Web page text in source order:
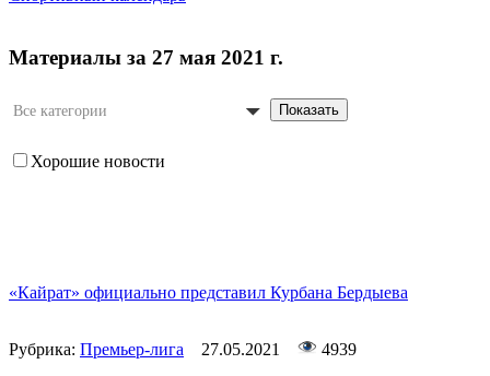
Материалы за 27 мая 2021 г.
Все категории Показать
Хорошие новости
«Кайрат» официально представил Курбана Бердыева
Рубрика: Премьер-лига 27.05.2021
4939